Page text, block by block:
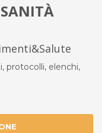
protocolli, elenchi,